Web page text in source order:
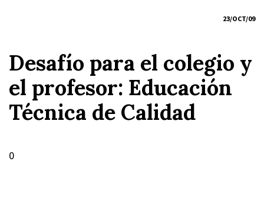
23/OCT/09
Desafío para el colegio y
el profesor: Educación
Técnica de Calidad
0